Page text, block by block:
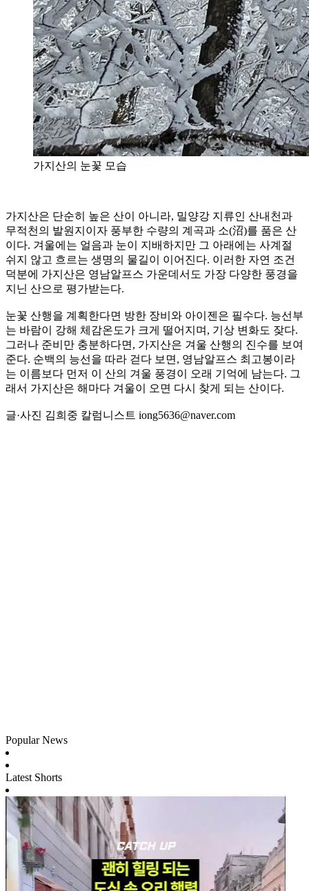
가지산의 눈꽃 모습
가지산은 단순히 높은 산이 아니라, 밀양강 지류인 산내천과
무적천의 발원지이자 풍부한 수량의 계곡과 소(沼)를 품은 산
이다. 겨울에는 얼음과 눈이 지배하지만 그 아래에는 사계절
쉬지 않고 흐르는 생명의 물길이 이어진다. 이러한 자연 조건
덕분에 가지산은 영남알프스 가운데서도 가장 다양한 풍경을
지닌 산으로 평가받는다.
눈꽃 산행을 계획한다면 방한 장비와 아이젠은 필수다. 능선부
는 바람이 강해 체감온도가 크게 떨어지며, 기상 변화도 잦다.
그러나 준비만 충분하다면, 가지산은 겨울 산행의 진수를 보여
준다. 순백의 능선을 따라 걷다 보면, 영남알프스 최고봉이라
는 이름보다 먼저 이 산의 겨울 풍경이 오래 기억에 남는다. 그
래서 가지산은 해마다 겨울이 오면 다시 찾게 되는 산이다.
글·사진 김희중 칼럼니스트 iong5636@naver.com
Popular News
Latest Shorts